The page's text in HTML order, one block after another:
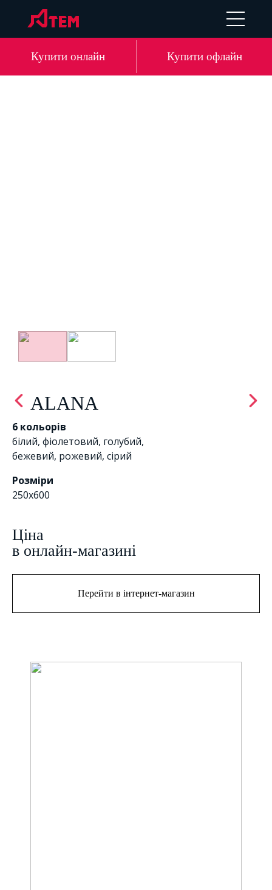
LV RU
Купити онлайн Купити офлайн
ALANA
6 кольорів
білий, фіолетовий, голубий,
бежевий, рожевий, сірий
Розміри
250x600
Цiна
в онлайн-магазині
Перейти в інтернет-магазин